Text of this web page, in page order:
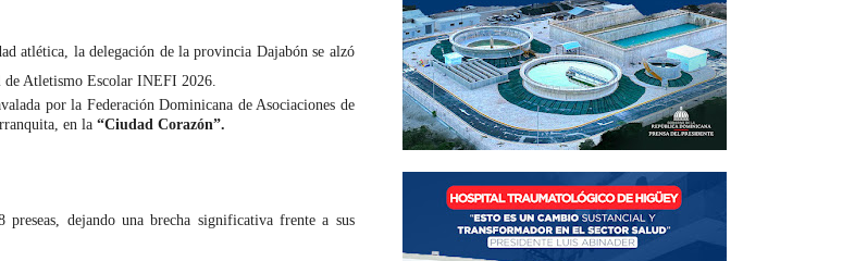
atlética, la delegación de la provincia Dajabón se alzó
Atletismo Escolar INEFI 2026.
por la Federación Dominicana de Asociaciones de
en la “Ciudad Corazón”.
dejando una brecha significativa frente a sus